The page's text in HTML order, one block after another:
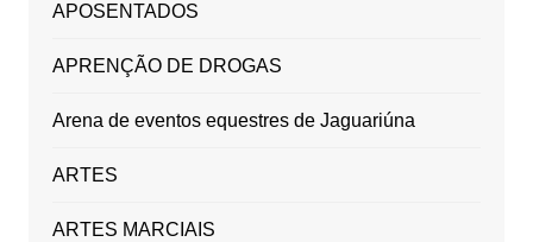
APOSENTADOS
APRENÇÃO DE DROGAS
Arena de eventos equestres de Jaguariúna
ARTES
ARTES MARCIAIS